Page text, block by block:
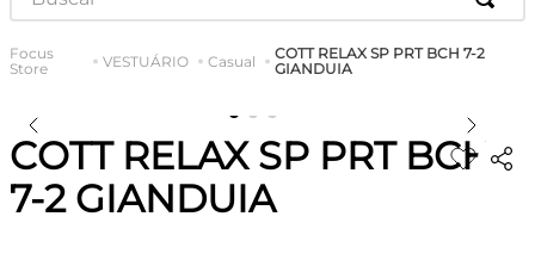
VESTUÁRIO Casual
COTT RELAX SP PRT BCH 7-2
GIANDUIA
COTT RELAX SP PRT BCH
7-2 GIANDUIA